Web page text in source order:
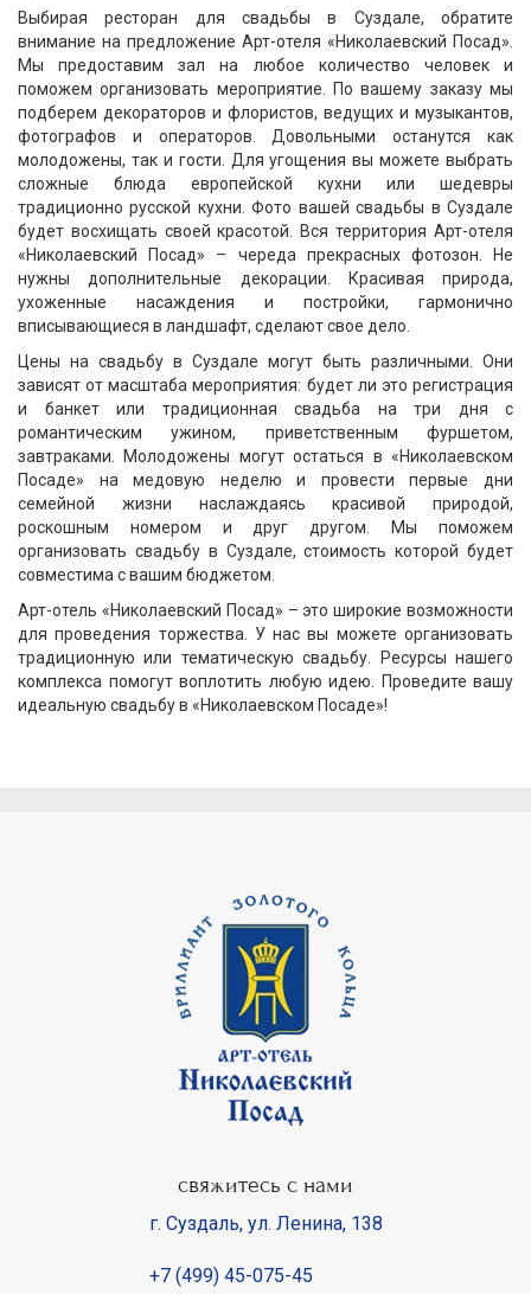
Выбирая ресторан для свадьбы в Суздале, обратите
внимание на предложение Арт-отеля «Николаевский Посад».
Мы предоставим зал на любое количество человек и
поможем организовать мероприятие. По вашему заказу мы
подберем декораторов и флористов, ведущих и музыкантов,
фотографов и операторов. Довольными останутся как
молодожены, так и гости. Для угощения вы можете выбрать
сложные блюда европейской кухни или шедевры
традиционно русской кухни. Фото вашей свадьбы в Суздале
будет восхищать своей красотой. Вся территория Арт-отеля
«Николаевский Посад» – череда прекрасных фотозон. Не
нужны дополнительные декорации. Красивая природа,
ухоженные насаждения и постройки, гармонично
вписывающиеся в ландшафт, сделают свое дело.
Цены на свадьбу в Суздале могут быть различными. Они
зависят от масштаба мероприятия: будет ли это регистрация
и банкет или традиционная свадьба на три дня с
романтическим ужином, приветственным фуршетом,
завтраками. Молодожены могут остаться в «Николаевском
Посаде» на медовую неделю и провести первые дни
семейной жизни наслаждаясь красивой природой,
роскошным номером и друг другом. Мы поможем
организовать свадьбу в Суздале, стоимость которой будет
совместима с вашим бюджетом.
Арт-отель «Николаевский Посад» – это широкие возможности
для проведения торжества. У нас вы можете организовать
традиционную или тематическую свадьбу. Ресурсы нашего
комплекса помогут воплотить любую идею. Проведите вашу
идеальную свадьбу в «Николаевском Посаде»!
свяжитесь с нами
г. Суздаль, ул. Ленина, 138
+7 (499) 45-075-45